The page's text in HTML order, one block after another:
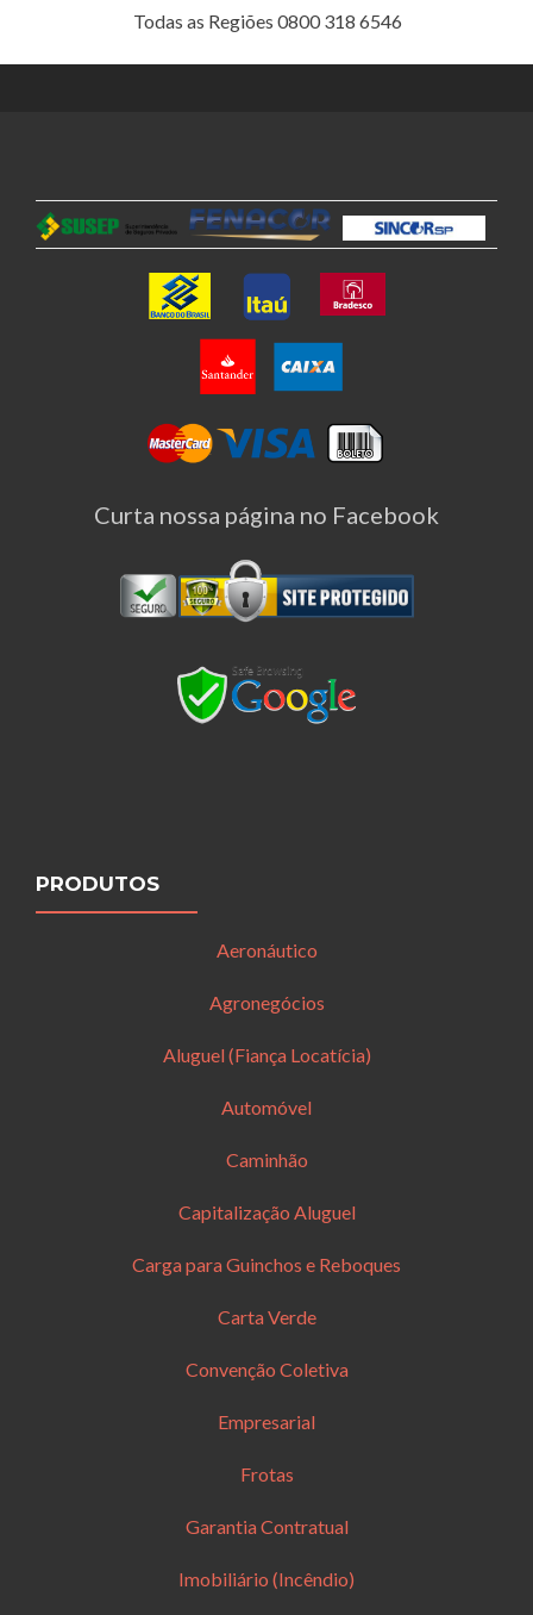
Todas as Regiões 0800 318 6546
Curta nossa página no Facebook
PRODUTOS
Aeronáutico
Agronegócios
Aluguel (Fiança Locatícia)
Automóvel
Caminhão
Capitalização Aluguel
Carga para Guinchos e Reboques
Carta Verde
Convenção Coletiva
Empresarial
Frotas
Garantia Contratual
Imobiliário (Incêndio)